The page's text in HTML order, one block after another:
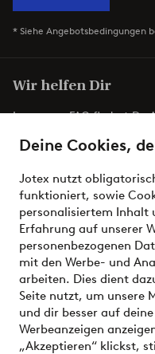
Deine Cookies,
Jotex nutzt
funktioniert, sowie
personalisiertem Inhalt
Erfahrung auf unserer
personenbezogenen
mit den Werbe- und
arbeiten. Dies dient
Seite nutzt, um unsere
und dir besser auf
Werbeanzeigen
„Akzeptieren“ klickst,
* Siehe Angebotsbedingungen
Wir helfen Dir
In unseren FAQ findest Du
Hier erfährst Du auch,
kannst.
Kundenservice
Meine Konto
Über Jotex
Unsere Dienstleistungen